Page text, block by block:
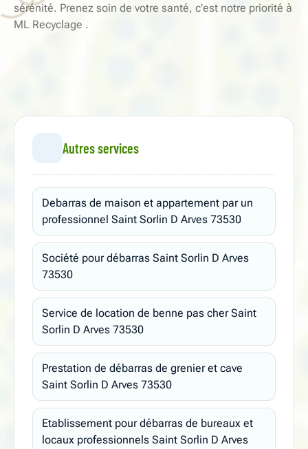
sérénité. Prenez soin de votre santé, c'est notre priorité à
ML Recyclage .
Autres services
Debarras de maison et appartement par un
professionnel Saint Sorlin D Arves 73530
Société pour débarras Saint Sorlin D Arves
73530
Service de location de benne pas cher Saint
Sorlin D Arves 73530
Prestation de débarras de grenier et cave
Saint Sorlin D Arves 73530
Etablissement pour débarras de bureaux et
locaux professionnels Saint Sorlin D Arves